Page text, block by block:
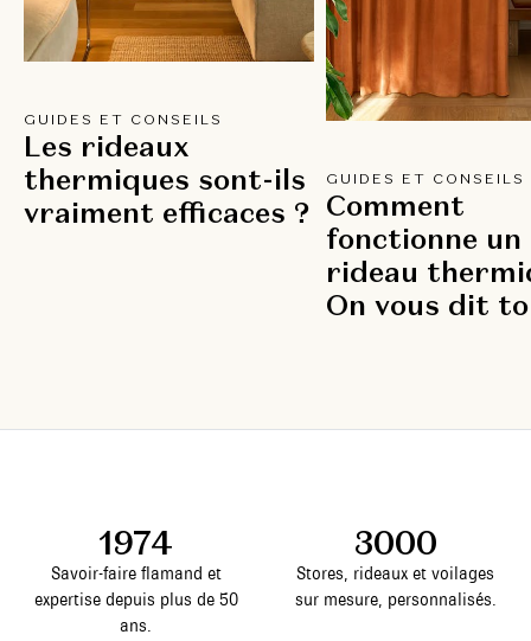
GUIDES ET CONSEILS
Les rideaux
thermiques sont-ils
vraiment efficaces ?
GUIDES ET CONSEILS
Comment
fonctionne un
rideau
On vous dit
1974
Savoir-faire flamand et
expertise depuis plus de 50
ans.
3000
Stores, rideaux et voilages
sur mesure, personnalisés.